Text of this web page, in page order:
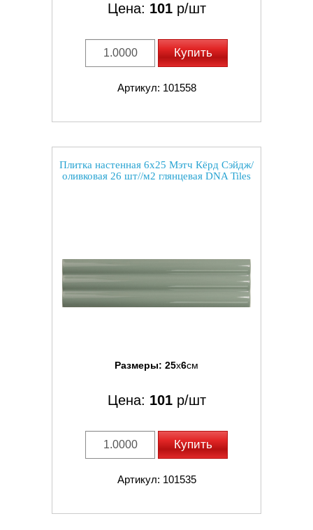
Цена: 101р/шт
Купить
Артикул: 101558
Плитка настенная 6x25 Мэтч Кёрд Сэйдж/
оливковая 26 шт//м2 глянцевая DNA Tiles
Размеры: 25x6см
Цена: 101р/шт
Купить
Артикул: 101535